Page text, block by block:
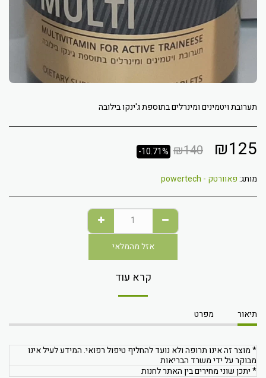
תערובת ויטמינים ומינרלים בתוספת ג'ינקו בילובה
₪125
₪140
-10.71%
מותג:פאוורטק - powertech
אזל מהמלאי
קרא עוד
תיאור מפרט
* מוצר זה אינו תרופה ולא נועד להחליף טיפול רפואי. המידע לעיל אינו
מבוקר על ידי משרד הבריאות
* יתכן שוני מחירים בין האתר לחנות